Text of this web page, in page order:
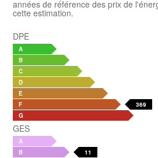
années de référence des prix de
cette estimation.
DPE
A
B
C
D
E
F
369
G
GES
A
B
11